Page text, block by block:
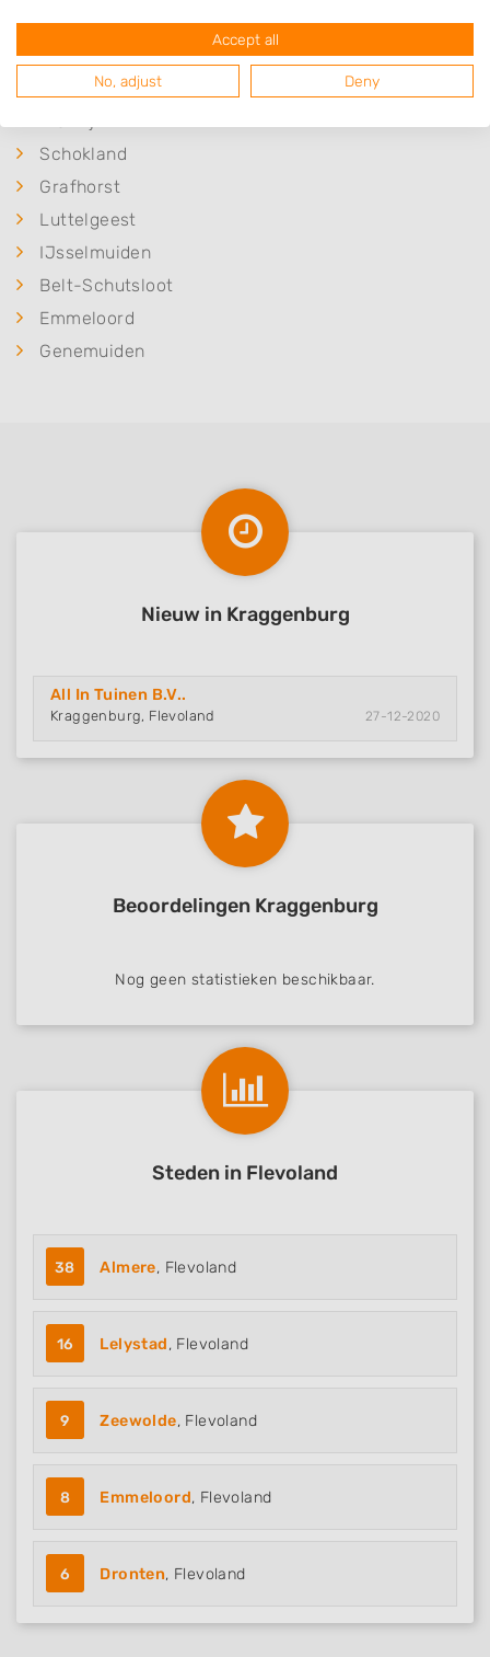
Ens
Marknesse
Sint Jansklooster
Schokland
Grafhorst
Luttelgeest
IJsselmuiden
Belt-Schutsloot
Emmeloord
Genemuiden
Nieuw in Kraggenburg
All In Tuinen B.V..
Kraggenburg, Flevoland 27-12-2020
Beoordelingen Kraggenburg
Nog geen statistieken beschikbaar.
Steden in Flevoland
38 Almere, Flevoland
16 Lelystad, Flevoland
9 Zeewolde, Flevoland
8 Emmeloord, Flevoland
6 Dronten, Flevoland
Accept all
No, adjust Deny